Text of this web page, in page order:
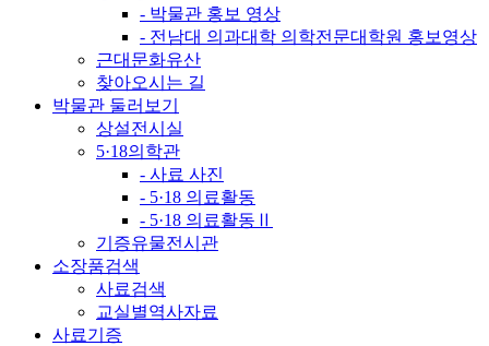
- 박물관 홍보 영상
- 전남대 의과대학 의학전문대학원 홍보영상
근대문화유산
찾아오시는 길
박물관 둘러보기
상설전시실
5·18의학관
- 사료 사진
- 5·18 의료활동
- 5·18 의료활동Ⅱ
기증유물전시관
소장품검색
사료검색
교실별역사자료
사료기증